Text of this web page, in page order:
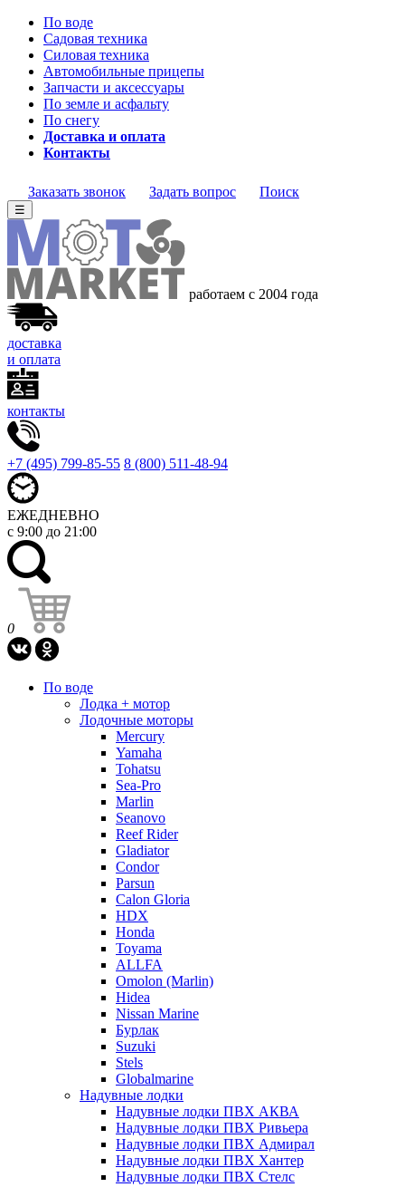
По воде
Садовая техника
Силовая техника
Автомобильные прицепы
Запчасти и аксессуары
По земле и асфальту
По снегу
Доставка и оплата
Контакты
Заказать звонок Задать вопрос Поиск
☰
работаем с 2004 года
доставка
и оплата
контакты
+7 (495) 799-85-55 8 (800) 511-48-94
ЕЖЕДНЕВНО
с 9:00 до 21:00
0
По воде
Лодка + мотор
Лодочные моторы
Mercury
Yamaha
Tohatsu
Sea-Pro
Marlin
Seanovo
Reef Rider
Gladiator
Condor
Parsun
Calon Gloria
HDX
Honda
Toyama
ALLFA
Omolon (Marlin)
Hidea
Nissan Marine
Бурлак
Suzuki
Stels
Globalmarine
Надувные лодки
Надувные лодки ПВХ АКВА
Надувные лодки ПВХ Ривьера
Надувные лодки ПВХ Адмирал
Надувные лодки ПВХ Хантер
Надувные лодки ПВХ Стелс